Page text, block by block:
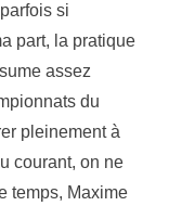
si
part, la pratique
assez
du
pleinement à
courant, on ne
temps, Maxime